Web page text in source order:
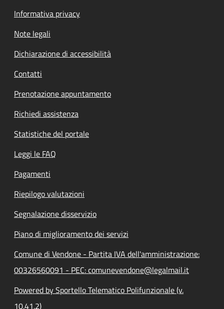
Informativa privacy
Note legali
Dichiarazione di accessibilità
Contatti
Prenotazione appuntamento
Richiedi assistenza
Statistiche del portale
Leggi le FAQ
Pagamenti
Riepilogo valutazioni
Segnalazione disservizio
Piano di miglioramento dei servizi
Comune di Vendone - Partita IVA dell'amministrazione:
00326560091 - PEC: comunevendone@legalmail.it
Powered by Sportello Telematico Polifunzionale (v.
10.41.2)